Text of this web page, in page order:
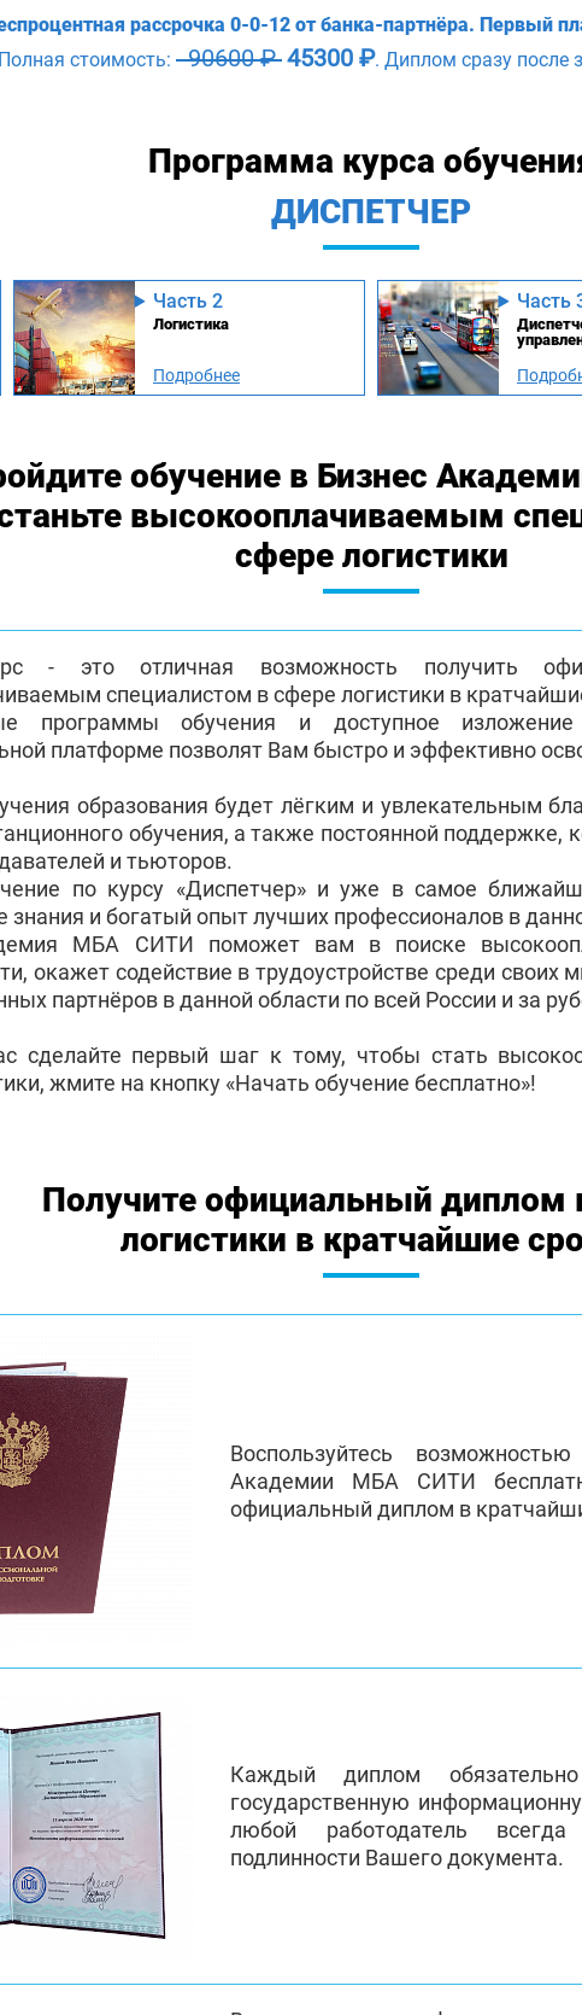
рассрочка 0-0-12 от банка-партнёра. Первый
Полная стоимость: 90600 ₽45300 ₽. Диплом сразу после
Программа курса
ДИСПЕТЧЕР
Часть 2
Логистика
Подробнее
Часть
обучение в Бизнес
высокооплачиваемым
сфере логистики
- это отличная возможность получить
специалистом в сфере логистики в
программы обучения и доступное
платформе позволят Вам быстро и эффективно
образования будет лёгким и увлекательным
обучения, а также постоянной поддержке,
и тьюторов.
по курсу «Диспетчер» и уже в самое
знания и богатый опыт лучших профессионалов в
МБА СИТИ поможет вам в поиске
окажет содействие в трудоустройстве среди своих
партнёров в данной области по всей России и за
сделайте первый шаг к тому, чтобы стать
жмите на кнопку «Начать обучение бесплатно»!
Получите официальный диплом
логистики в кратчайшие
Воспользуйтесь
Академии МБА СИТИ
официальный диплом в
Каждый диплом
государственную
любой работодатель
подлинности Вашего документа.